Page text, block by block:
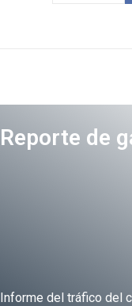
Reporte de
Informe del tráfico del